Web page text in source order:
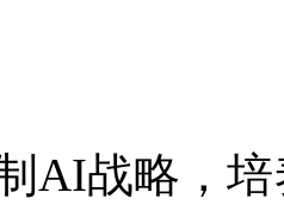
战略，